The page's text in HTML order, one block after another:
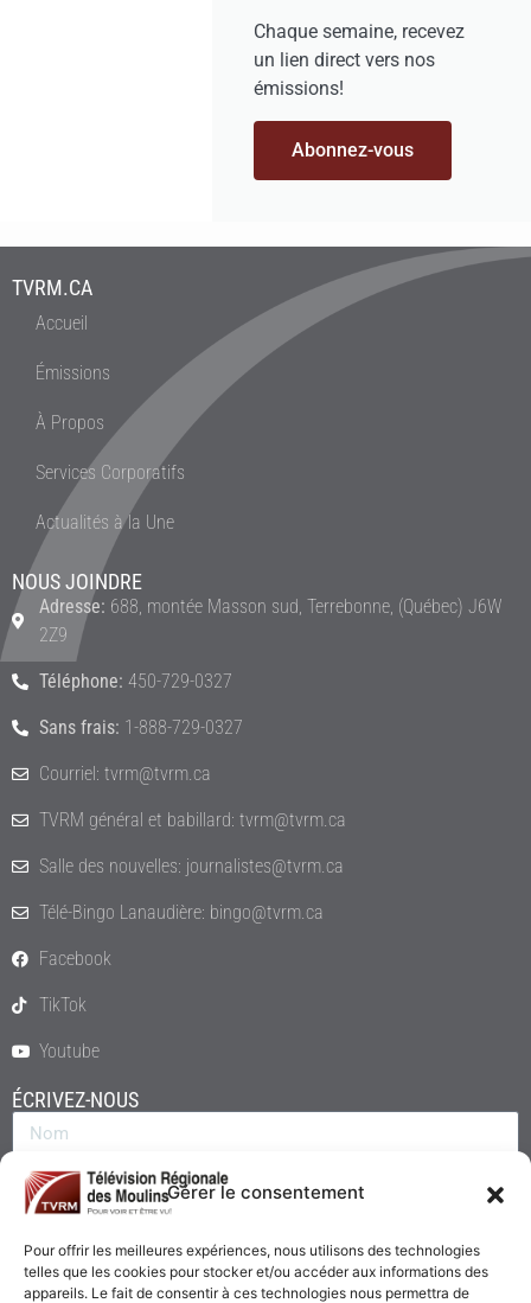
Gérer le consentement
Pour offrir les meilleures expériences, nous utilisons des technologies
telles que les cookies pour stocker et/ou accéder aux informations des
appareils. Le fait de consentir à ces technologies nous permettra de
Chaque semaine, recevez
un lien direct vers nos
émissions!
Abonnez-vous
TVRM.CA
Accueil
Émissions
À Propos
Services Corporatifs
Actualités à la Une
NOUS JOINDRE
Adresse: 688, montée Masson sud, Terrebonne, (Québec) J6W
2Z9
Téléphone: 450-729-0327
Sans frais: 1-888-729-0327
Courriel: tvrm@tvrm.ca
TVRM général et babillard: tvrm@tvrm.ca
Salle des nouvelles: journalistes@tvrm.ca
Télé-Bingo Lanaudière: bingo@tvrm.ca
Facebook
TikTok
Youtube
ÉCRIVEZ-NOUS